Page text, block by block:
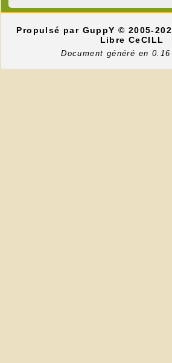
Propulsé par GuppY© 2005-
Libre CeCILL
Document généré en